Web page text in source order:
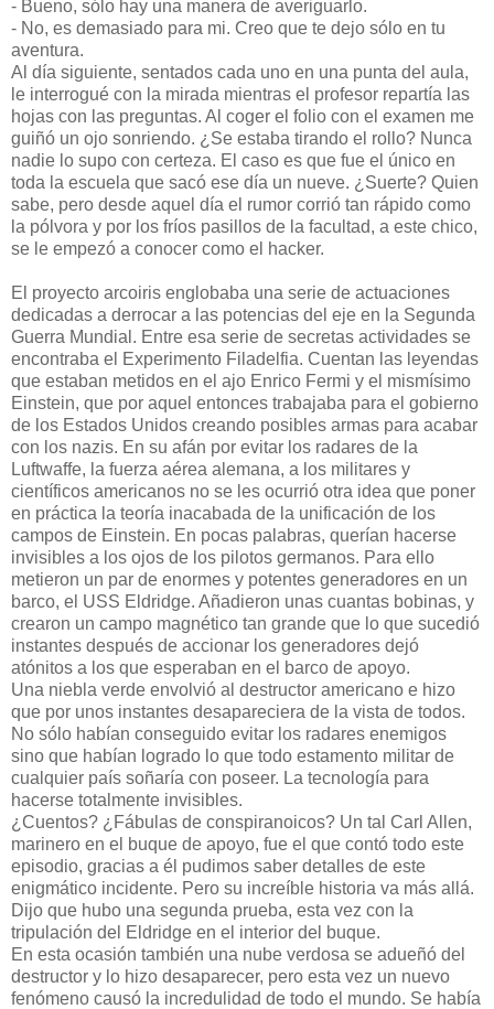
- Bueno, sólo hay una manera de averiguarlo.
- No, es demasiado para mi. Creo que te dejo sólo en tu
aventura.
Al día siguiente, sentados cada uno en una punta del aula,
le interrogué con la mirada mientras el profesor repartía las
hojas con las preguntas. Al coger el folio con el examen me
guiñó un ojo sonriendo. ¿Se estaba tirando el rollo? Nunca
nadie lo supo con certeza. El caso es que fue el único en
toda la escuela que sacó ese día un nueve. ¿Suerte? Quien
sabe, pero desde aquel día el rumor corrió tan rápido como
la pólvora y por los fríos pasillos de la facultad, a este chico,
se le empezó a conocer como el hacker.
El proyecto arcoiris englobaba una serie de actuaciones
dedicadas a derrocar a las potencias del eje en la Segunda
Guerra Mundial. Entre esa serie de secretas actividades se
encontraba el Experimento Filadelfia. Cuentan las leyendas
que estaban metidos en el ajo Enrico Fermi y el mismísimo
Einstein, que por aquel entonces trabajaba para el gobierno
de los Estados Unidos creando posibles armas para acabar
con los nazis. En su afán por evitar los radares de la
Luftwaffe, la fuerza aérea alemana, a los militares y
científicos americanos no se les ocurrió otra idea que poner
en práctica la teoría inacabada de la unificación de los
campos de Einstein. En pocas palabras, querían hacerse
invisibles a los ojos de los pilotos germanos. Para ello
metieron un par de enormes y potentes generadores en un
barco, el USS Eldridge. Añadieron unas cuantas bobinas, y
crearon un campo magnético tan grande que lo que sucedió
instantes después de accionar los generadores dejó
atónitos a los que esperaban en el barco de apoyo.
Una niebla verde envolvió al destructor americano e hizo
que por unos instantes desapareciera de la vista de todos.
No sólo habían conseguido evitar los radares enemigos
sino que habían logrado lo que todo estamento militar de
cualquier país soñaría con poseer. La tecnología para
hacerse totalmente invisibles.
¿Cuentos? ¿Fábulas de conspiranoicos? Un tal Carl Allen,
marinero en el buque de apoyo, fue el que contó todo este
episodio, gracias a él pudimos saber detalles de este
enigmático incidente. Pero su increíble historia va más allá.
Dijo que hubo una segunda prueba, esta vez con la
tripulación del Eldridge en el interior del buque.
En esta ocasión también una nube verdosa se adueñó del
destructor y lo hizo desaparecer, pero esta vez un nuevo
fenómeno causó la incredulidad de todo el mundo. Se había